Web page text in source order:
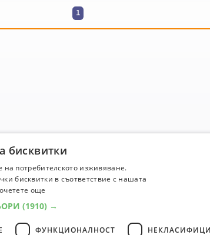
1
бисквитки
на потребителското изживяване.
бисквитки в съответствие с нашата
още
(1910) →
ФУНКЦИОНАЛНОСТ